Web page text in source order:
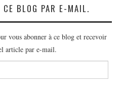
BLOG PAR E-MAIL.
vous abonner à ce blog et recevoir
article par e-mail.